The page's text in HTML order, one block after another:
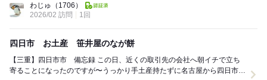
わじゅ （1706）
2026/02 訪問
1回
四日市 お土産 笹井屋のなが餅
【三重】四日市市 備忘録 この日、近くの取引先の会社へ朝イチで立ち
寄ることになったのですが〜うっかり手土産持たずに名古屋から四日市駅